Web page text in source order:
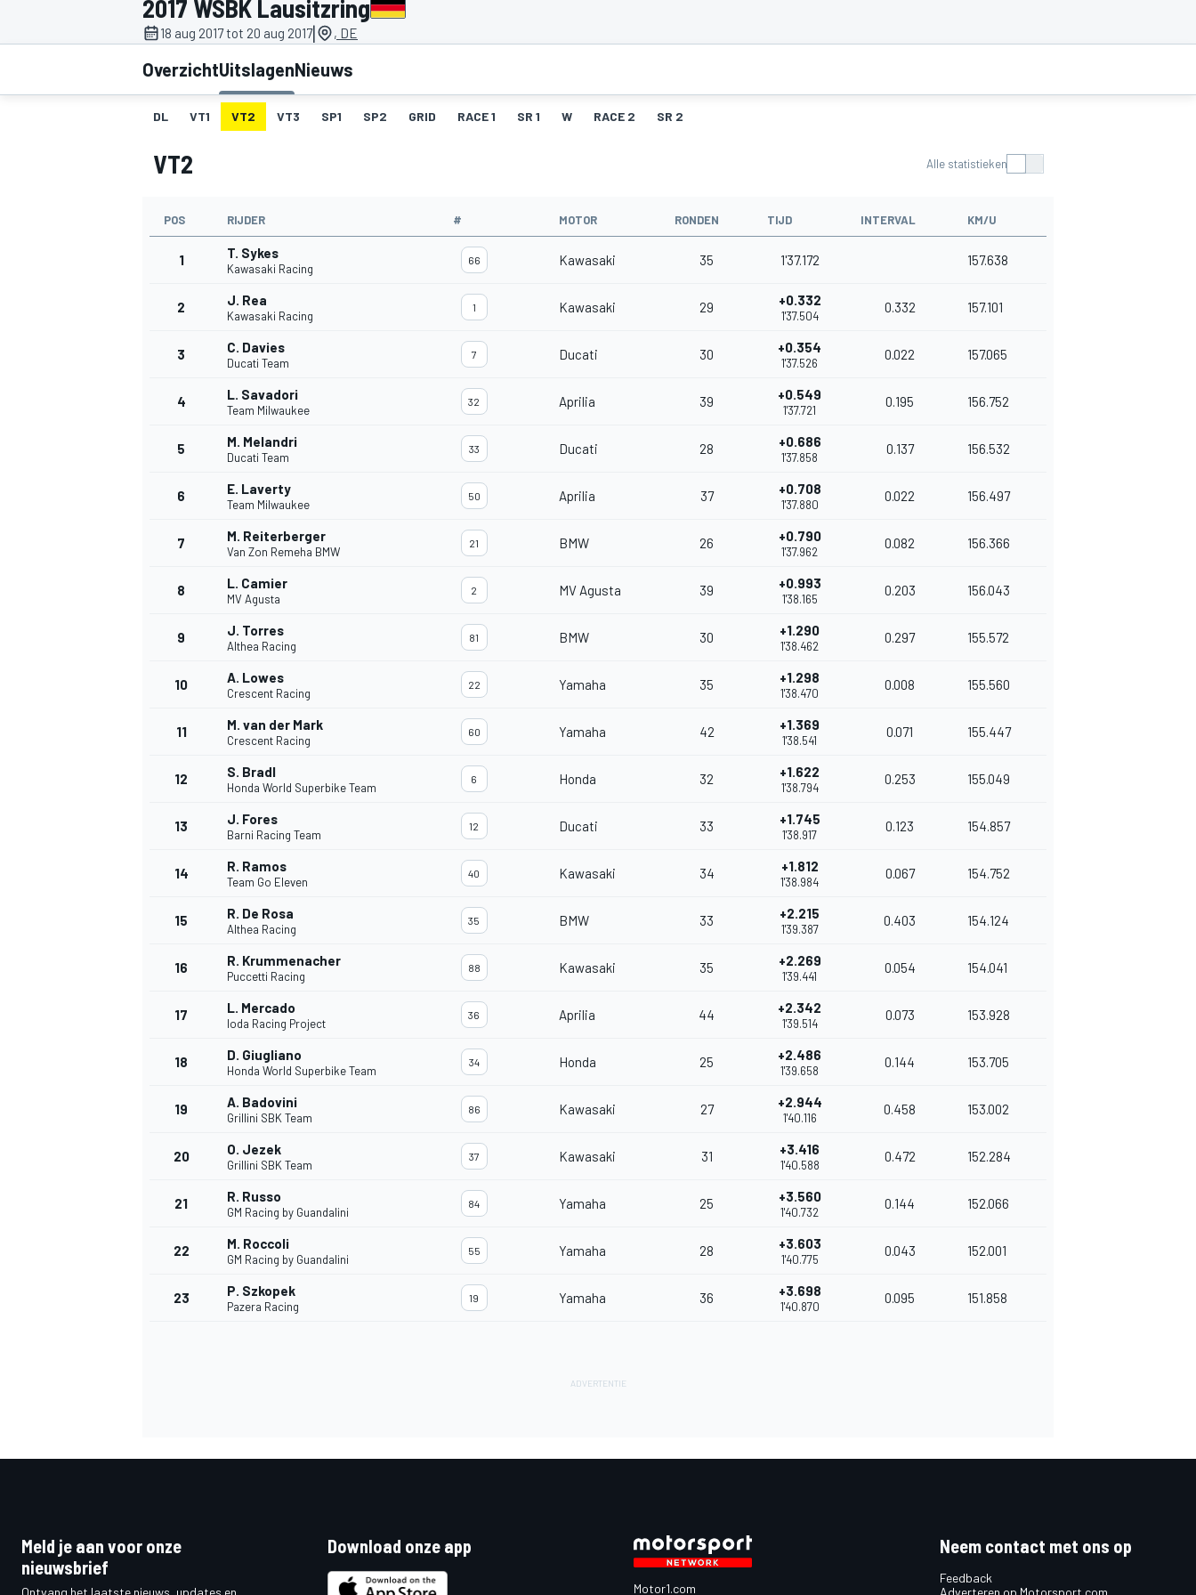
2017 WSBK Lausitzring
18 aug 2017 tot 20 aug 2017| , DE
OverzichtUitslagenNieuws
DL VT1 VT2 VT3 SP1 SP2 GRID RACE 1 SR 1 W RACE 2 SR 2
VT2 Alle statistieken
POS RIJDER # MOTOR RONDEN TIJD INTERVAL KM/U
1 T. Sykes
Kawasaki Racing
66 Kawasaki 35 1'37.172 157.638
2 J. Rea
Kawasaki Racing
1 Kawasaki 29 +0.332
1'37.504
0.332 157.101
3 C. Davies
Ducati Team
7 Ducati 30 +0.354
1'37.526
0.022 157.065
4 L. Savadori
Team Milwaukee
32 Aprilia 39 +0.549
1'37.721
0.195 156.752
5 M. Melandri
Ducati Team
33 Ducati 28 +0.686
1'37.858
0.137 156.532
6 E. Laverty
Team Milwaukee
50 Aprilia 37 +0.708
1'37.880
0.022 156.497
7 M. Reiterberger
Van Zon Remeha BMW
21 BMW 26 +0.790
1'37.962
0.082 156.366
8 L. Camier
MV Agusta
2 MV Agusta 39 +0.993
1'38.165
0.203 156.043
9 J. Torres
Althea Racing
81 BMW 30 +1.290
1'38.462
0.297 155.572
10 A. Lowes
Crescent Racing
22 Yamaha 35 +1.298
1'38.470
0.008 155.560
11 M. van der Mark
Crescent Racing
60 Yamaha 42 +1.369
1'38.541
0.071 155.447
12 S. Bradl
Honda World Superbike Team
6 Honda 32 +1.622
1'38.794
0.253 155.049
13 J. Fores
Barni Racing Team
12 Ducati 33 +1.745
1'38.917
0.123 154.857
14 R. Ramos
Team Go Eleven
40 Kawasaki 34 +1.812
1'38.984
0.067 154.752
15 R. De Rosa
Althea Racing
35 BMW 33 +2.215
1'39.387
0.403 154.124
16 R. Krummenacher
Puccetti Racing
88 Kawasaki 35 +2.269
1'39.441
0.054 154.041
17 L. Mercado
Ioda Racing Project
36 Aprilia 44 +2.342
1'39.514
0.073 153.928
18 D. Giugliano
Honda World Superbike Team
34 Honda 25 +2.486
1'39.658
0.144 153.705
19 A. Badovini
Grillini SBK Team
86 Kawasaki 27 +2.944
1'40.116
0.458 153.002
20 O. Jezek
Grillini SBK Team
37 Kawasaki 31 +3.416
1'40.588
0.472 152.284
21 R. Russo
GM Racing by Guandalini
84 Yamaha 25 +3.560
1'40.732
0.144 152.066
22 M. Roccoli
GM Racing by Guandalini
55 Yamaha 28 +3.603
1'40.775
0.043 152.001
23 P. Szkopek
Pazera Racing
19 Yamaha 36 +3.698
1'40.870
0.095 151.858
Meld je aan voor onze
nieuwsbrief
Ontvang het laatste nieuws, updates en
Download onze app
Motor1.com
Neem contact met ons op
Feedback
Adverteren op Motorsport.com